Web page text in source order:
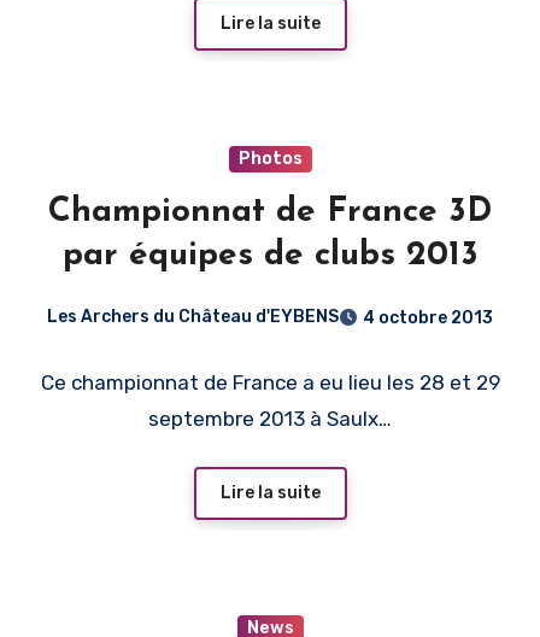
Lire la suite
Photos
Championnat de France 3D
par équipes de clubs 2013
Les Archers du Château d'EYBENS 4 octobre 2013
Ce championnat de France a eu lieu les 28 et 29
septembre 2013 à Saulx…
Lire la suite
News